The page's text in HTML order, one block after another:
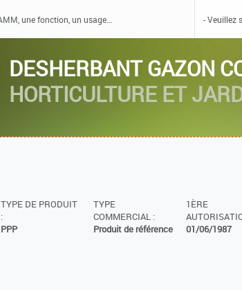
DESHERBANT GAZON
HORTICULTURE ET
TYPE DE PRODUIT
:
PPP
TYPE
COMMERCIAL :
Produit de référence
1ÈRE
01/06/1987